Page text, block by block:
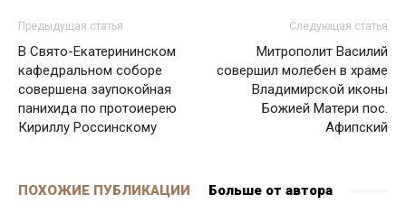
Предыдущая статья
В Свято-Екатерининском
кафедральном соборе
совершена заупокойная
панихида по протоиерею
Кириллу Россинскому
Следующая статья
Митрополит Василий
совершил молебен в храме
Владимирской иконы
Божией Матери пос.
Афипский
ПОХОЖИЕ ПУБЛИКАЦИИ Больше от автора